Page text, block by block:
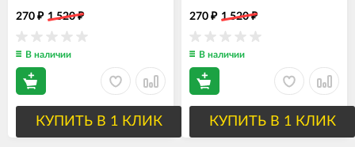
270 ₽ 1 520₽
В наличии
КУПИТЬ В 1 КЛИК
270 ₽ 1 520₽
В наличии
КУПИТЬ В 1 КЛИК